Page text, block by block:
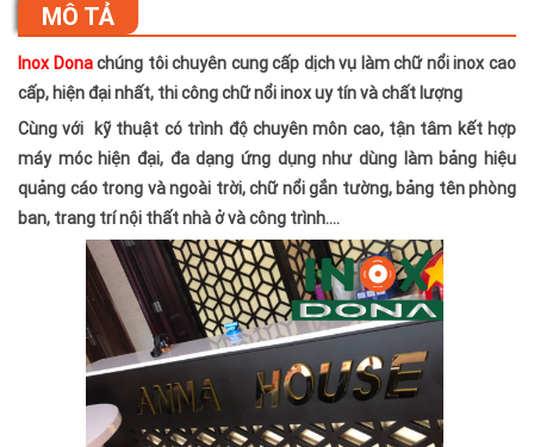
MÔ TẢ
Inox Donachúng tôi chuyên cung cấp dịch vụ làm chữ nổi inox cao
cấp, hiện đại nhất, thi công chữ nổi inox uy tín và chất lượng
Cùng với kỹ thuật có trình độ chuyên môn cao, tận tâm kết hợp
máy móc hiện đại, đa dạng ứng dụng như dùng làm bảng hiệu
quảng cáo trong và ngoài trời, chữ nổi gắn tường, bảng tên phòng
ban, trang trí nội thất nhà ở và công trình….